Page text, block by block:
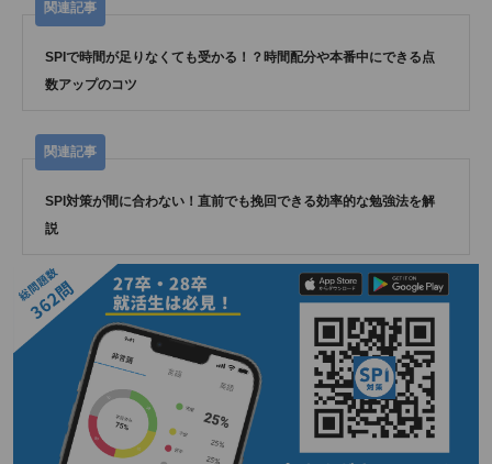
SPIで時間が足りなくても受かる！？時間配分や本番中にできる点
数アップのコツ
SPI対策が間に合わない！直前でも挽回できる効率的な勉強法を解
説